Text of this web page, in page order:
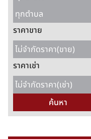
ราคาขาย
ราคาเช่า